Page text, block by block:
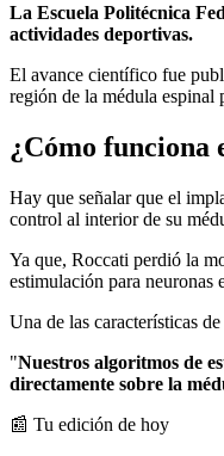
La Escuela Politécnica
actividades deportivas.
El avance científico fue
región de la médula espinal
¿Cómo funciona
Hay que señalar que el
control al interior de su
Ya que, Roccati perdió la
estimulación para neuronas
Una de las características
"Nuestros algoritmos de
directamente sobre la
📰 Tu edición de hoy